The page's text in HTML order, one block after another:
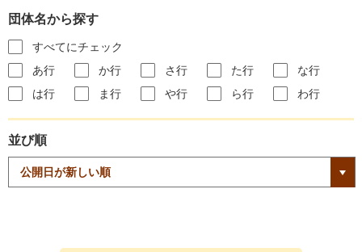
団体名から探す
すべてにチェック
あ行
か行 さ行 た行
な行
は行
ま行 や行 ら行 わ行
並び順